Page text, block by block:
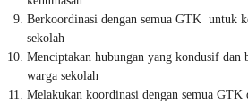
Berkoordinasi dengan semua GTK untuk
sekolah
Menciptakan hubungan yang kondusif dan
warga sekolah
Melakukan koordinasi dengan semua GTK